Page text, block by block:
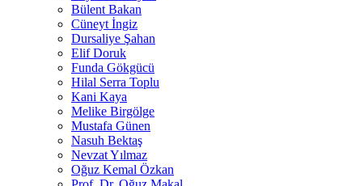
Bülent Bakan
Cüneyt İngiz
Dursaliye Şahan
Elif Doruk
Funda Gökgücü
Hilal Serra Toplu
Kani Kaya
Melike Birgölge
Mustafa Günen
Nasuh Bektaş
Nevzat Yılmaz
Oğuz Kemal Özkan